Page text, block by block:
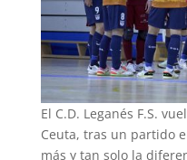
El C.D. Leganés F.S.
Ceuta, tras un partido
más y tan solo la